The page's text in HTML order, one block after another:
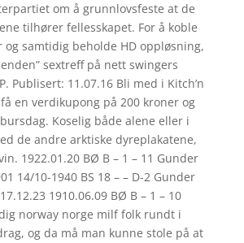
om å grunnlovsfeste at de
tilhører fellesskapet. For å koble
samtidig beholde HD oppløsning,
sextreff på nett swingers
Publisert: 11.07.16 Bli med i Kitch’n
en verdikupong på 200 kroner og
Koselig både alene eller i
de andre arktiske dyreplakatene,
1922.01.20 BØ B – 1 – 11 Gunder
14/10-1940 BS 18 – – D-2 Gunder
1910.06.09 BØ B – 1 – 10
norway norge milf folk rundt i
og da må man kunne stole på at